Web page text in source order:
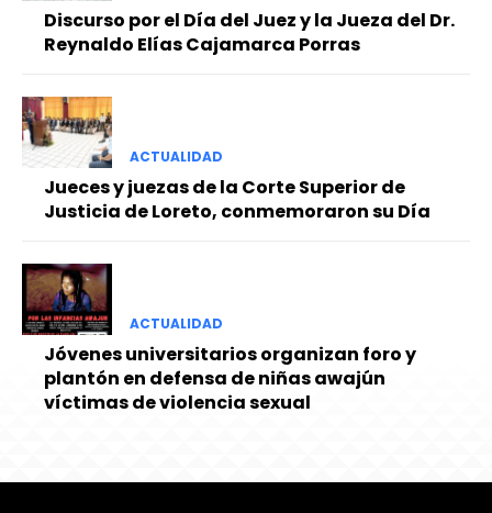
Discurso por el Día del Juez y la Jueza del Dr.
Reynaldo Elías Cajamarca Porras
ACTUALIDAD
Jueces y juezas de la Corte Superior de
Justicia de Loreto, conmemoraron su Día
ACTUALIDAD
Jóvenes universitarios organizan foro y
plantón en defensa de niñas awajún
víctimas de violencia sexual